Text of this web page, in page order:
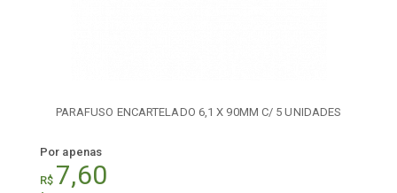
PARAFUSO ENCARTELADO 6,1 X 90MM C/ 5 UNIDADES
Por apenas
R$ 7,60